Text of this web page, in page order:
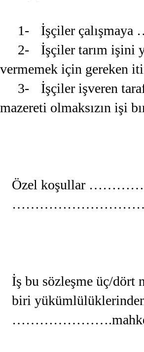
1-
İşçiler
2-
İşçiler tarım işini
vermemek için gereken
3-
İşçiler işveren
mazereti olmaksızın işi
Özel koşullar
İş bu sözleşme üç/dört
biri